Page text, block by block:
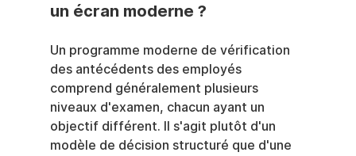
un écran moderne ?
Un programme moderne de vérification
des antécédents des employés
comprend généralement plusieurs
niveaux d'examen, chacun ayant un
objectif différent. Il s'agit plutôt d'un
modèle de décision structuré que d'une